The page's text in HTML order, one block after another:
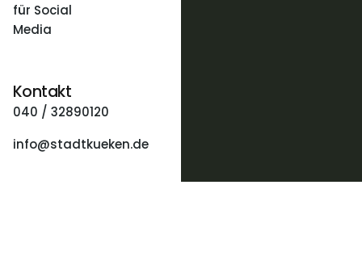
für Social
Media
Kontakt
040 / 32890120
info@stadtkueken.de